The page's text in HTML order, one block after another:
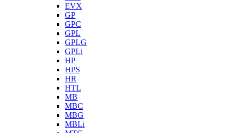
EVX
GP
GPC
GPL
GPLG
GPLi
HP
HPS
HR
HTL
MB
MBC
MBG
MBLi